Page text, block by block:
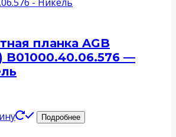
планка AGB
B01000.40.06.576 —
Подробнее